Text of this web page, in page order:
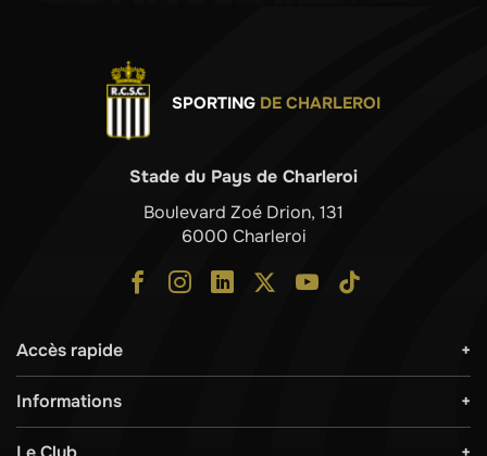
SPORTING DE CHARLEROI
Stade du Pays de Charleroi
Boulevard Zoé Drion, 131
6000 Charleroi
Accès rapide
Informations